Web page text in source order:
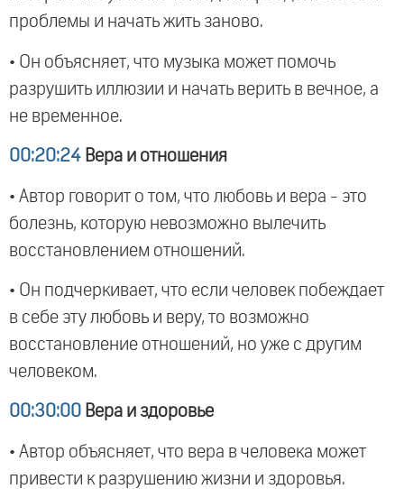
проблемы и начать жить заново.
• Он объясняет, что музыка может помочь
разрушить иллюзии и начать верить в вечное, а
не временное.
00:20:24 Вера и отношения
• Автор говорит о том, что любовь и вера - это
болезнь, которую невозможно вылечить
восстановлением отношений.
• Он подчеркивает, что если человек побеждает
в себе эту любовь и веру, то возможно
восстановление отношений, но уже с другим
человеком.
00:30:00 Вера и здоровье
• Автор объясняет, что вера в человека может
привести к разрушению жизни и здоровья.